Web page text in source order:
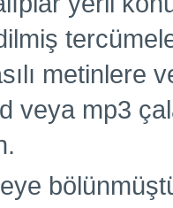
metinlere
veya mp3